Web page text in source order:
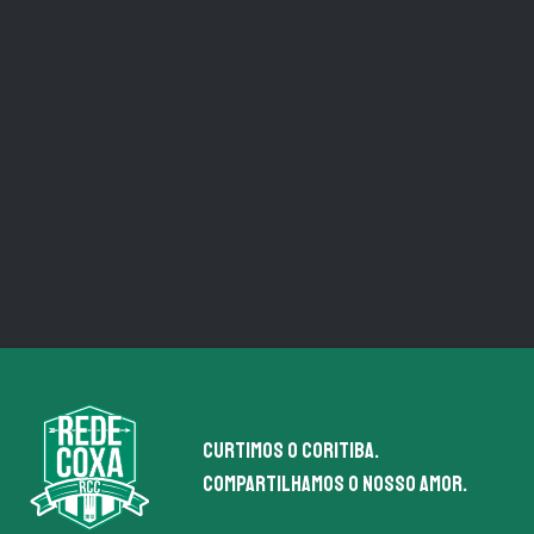
Curtimos o coritiba.
Compartilhamos o nosso amor.